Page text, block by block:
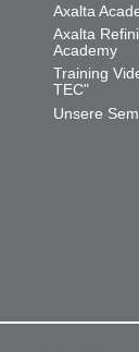
Axalta
Axalta
Academy
Training
TEC"
Unsere